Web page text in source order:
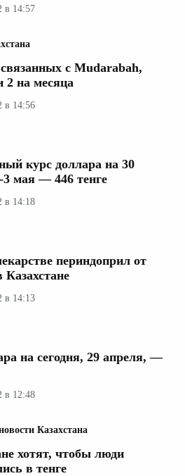
в 14:57
с Mudarabah,
2 на месяца
в 14:56
курс доллара на 30
3 мая — 446 тенге
в 14:18
периндоприл от
Казахстане
в 14:13
на сегодня, 29 апреля, —
в 12:48
Казахстана
хотят, чтобы люди
в тенге